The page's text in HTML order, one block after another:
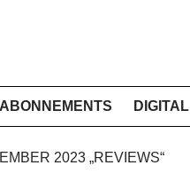
ABONNEMENTS DIGITAL
2023 „REVIEWS“